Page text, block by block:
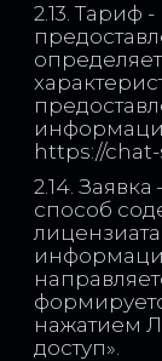
2.13. Тариф
https://
2.14.
способ
нажатием
доступ».